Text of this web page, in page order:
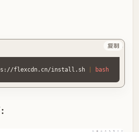
flexcdn.cn/install.sh bash
复制Sh